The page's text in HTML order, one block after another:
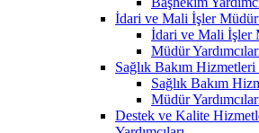
İdari ve Mali İşler
İdari ve Mali İşler
Müdür
Sağlık Bakım Hizmetleri
Sağlık Bakım
Müdür
Destek ve Kalite